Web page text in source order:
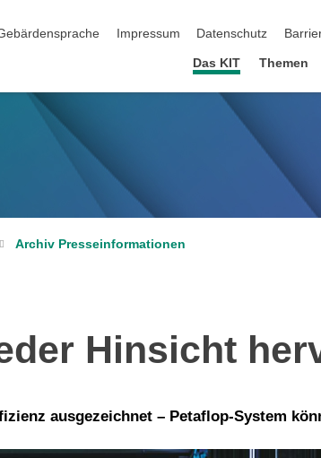
Impressum Datenschutz
Das KIT Themen
Archiv Presseinformationen
Hinsicht
ausgezeichnet – Petaflop-System